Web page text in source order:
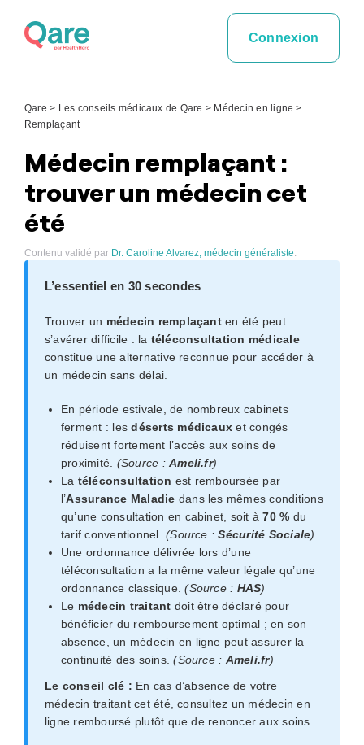
Connexion
Qare > Les conseils médicaux de Qare > Médecin en ligne >
Remplaçant
Médecin remplaçant :
trouver un médecin cet
été
Contenu validé par Dr. Caroline Alvarez, médecin généraliste.
L’essentiel en 30 secondes
Trouver un médecin remplaçanten été peut
s’avérer difficile : la téléconsultation médicale
constitue une alternative reconnue pour accéder à
un médecin sans délai.
En période estivale, de nombreux cabinets
ferment : lesdéserts médicaux et congés
réduisent fortement l’accès aux soins de
proximité. (Source :Ameli.fr)
La téléconsultation est remboursée par
l’Assurance Maladie dans les mêmes conditions
qu’une consultation en cabinet, soit à70 % du
tarif conventionnel.(Source :Sécurité Sociale)
Une ordonnance délivrée lors d’une
téléconsultation a la même valeur légale qu’une
ordonnance classique.(Source : HAS)
Le médecin traitant doit être déclaré pour
bénéficier du remboursement optimal ; en son
absence, un médecin en ligne peut assurer la
continuité des soins.(Source : Ameli.fr)
Le conseil clé : En cas d’absence de votre
médecin traitant cet été, consultez un médecin en
ligne remboursé plutôt que de renoncer aux soins.